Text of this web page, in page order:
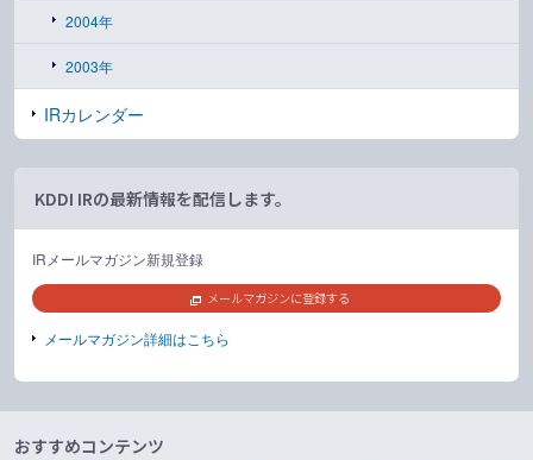
2004年
2003年
IRカレンダー
KDDI IRの最新情報を配信します。
IRメールマガジン新規登録
メールマガジンに登録する
メールマガジン詳細はこちら
おすすめコンテンツ